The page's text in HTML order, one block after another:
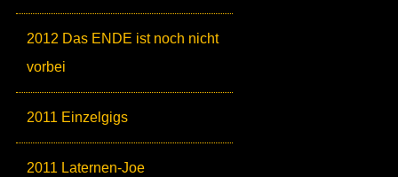
2012 Das ENDE ist noch nicht
vorbei
2011 Einzelgigs
2011 Laternen-Joe